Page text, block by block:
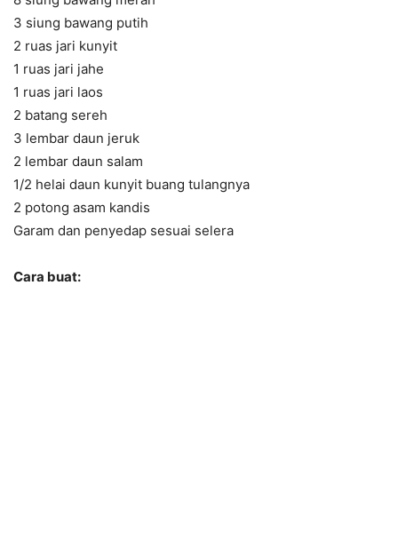
3 siung bawang putih
2 ruas jari kunyit
1 ruas jari jahe
1 ruas jari laos
2 batang sereh
3 lembar daun jeruk
2 lembar daun salam
1/2 helai daun kunyit buang tulangnya
2 potong asam kandis
Garam dan penyedap sesuai selera
Cara buat: